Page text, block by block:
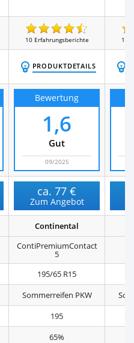
10 Erfahrungsberichte 15
PRODUKTDETAILS
Bewertung
1,6
Gut
09/2025
ca.77 €
Zum Angebot
Continental
ContiPremiumContact
5
195/65 R15
Sommerreifen PKW
195
65%